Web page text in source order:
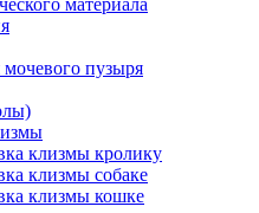
материала
мочевого пузыря
клизмы кролику
клизмы собаке
клизмы кошке